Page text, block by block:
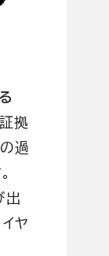
拠
過
出
ヤ